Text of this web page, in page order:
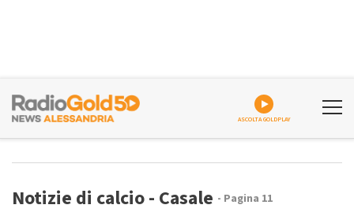
ASCOLTA GOLDPLAY
Notizie di calcio - Casale - Pagina 11